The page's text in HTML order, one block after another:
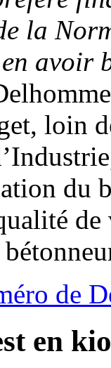
la
avoir
loin
du
de
en